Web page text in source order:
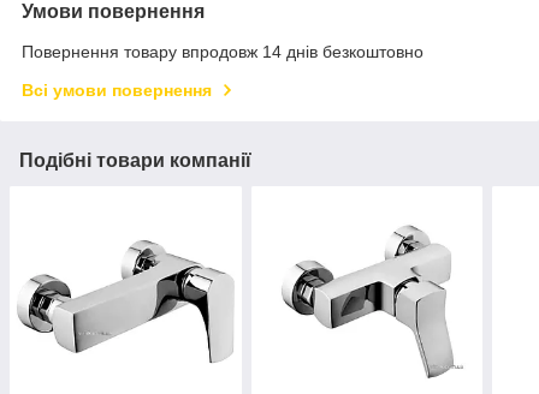
Умови повернення
Повернення товару впродовж 14 днів безкоштовно
Всі умови повернення
Подібні товари компанії